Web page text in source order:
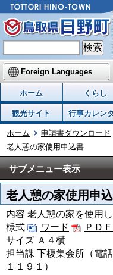
Foreign Languages
ホーム くらし
観光サイト 行事カレン
ホーム 申請書ダウンロード
老人憩の家使用申込書
サブメニュー表示
老人憩の家使用申
内容 老人憩の家を使用
様式
ワード
ＰＤＦ
サイズ Ａ４横
担当課 下榎集会所（電
１１９１）